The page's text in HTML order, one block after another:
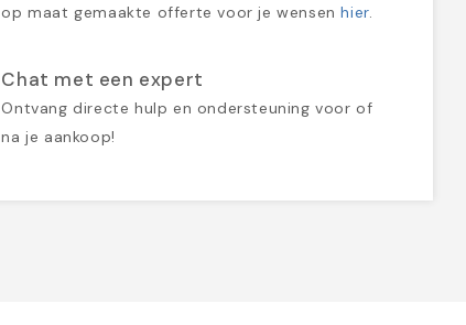
op maat gemaakte offerte voor je wensenhier.
Chat met een expert
Ontvang directe hulp en ondersteuning voor of
na je aankoop!